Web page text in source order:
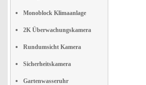
Monoblock Klimaanlage
2K Überwachungskamera
Rundumsicht Kamera
Sicherheitskamera
Gartenwasseruhr